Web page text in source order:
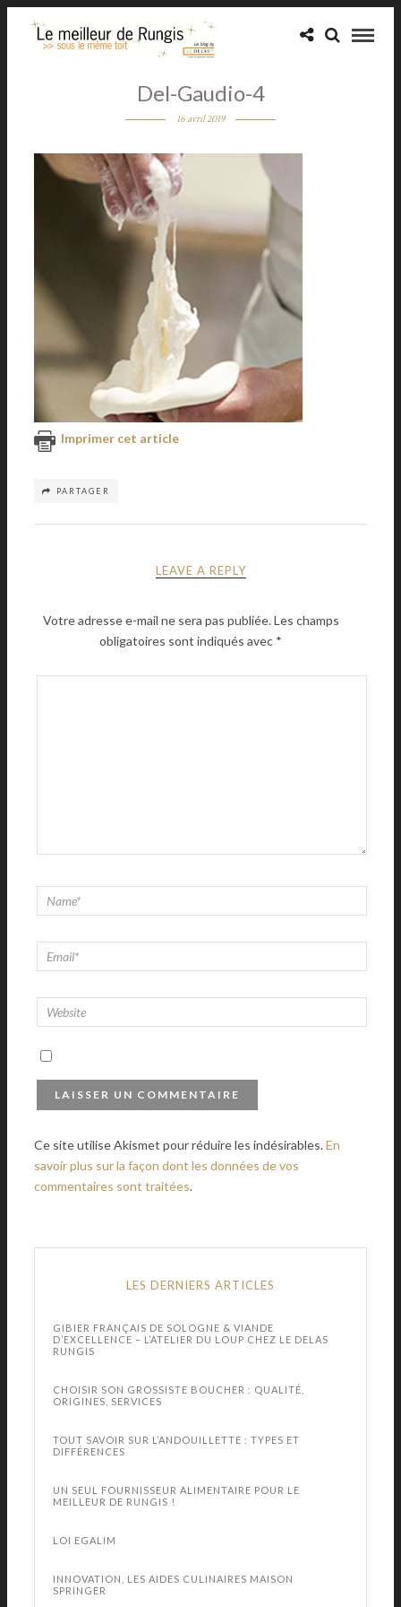
Del-Gaudio-4
16 avril 2019
Imprimer cet article
PARTAGER
LEAVE A REPLY
Votre adresse e-mail ne sera pas publiée.Les champs
obligatoires sont indiqués avec *
Ce site utilise Akismet pour réduire les indésirables.En
savoir plus sur la façon dont les données de vos
commentaires sont traitées.
LES DERNIERS ARTICLES
GIBIER FRANÇAIS DE SOLOGNE & VIANDE
D’EXCELLENCE – L’ATELIER DU LOUP CHEZ LE DELAS
RUNGIS
CHOISIR SON GROSSISTE BOUCHER : QUALITÉ,
ORIGINES, SERVICES
TOUT SAVOIR SUR L’ANDOUILLETTE : TYPES ET
DIFFÉRENCES
UN SEUL FOURNISSEUR ALIMENTAIRE POUR LE
MEILLEUR DE RUNGIS !
LOI EGALIM
INNOVATION, LES AIDES CULINAIRES MAISON
SPRINGER